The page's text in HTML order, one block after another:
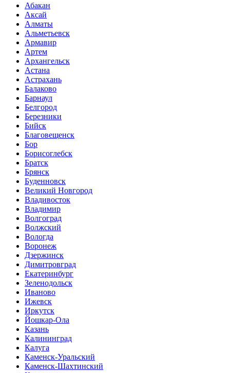
Абакан
Аксай
Алматы
Альметьевск
Армавир
Артем
Архангельск
Астана
Астрахань
Балаково
Барнаул
Белгород
Березники
Бийск
Благовещенск
Бор
Борисоглебск
Братск
Брянск
Буденновск
Великий Новгород
Владивосток
Владимир
Волгоград
Волжский
Вологда
Воронеж
Дзержинск
Димитровград
Екатеринбург
Зеленодольск
Иваново
Ижевск
Иркутск
Йошкар-Ола
Казань
Калининград
Калуга
Каменск-Уральский
Каменск-Шахтинский